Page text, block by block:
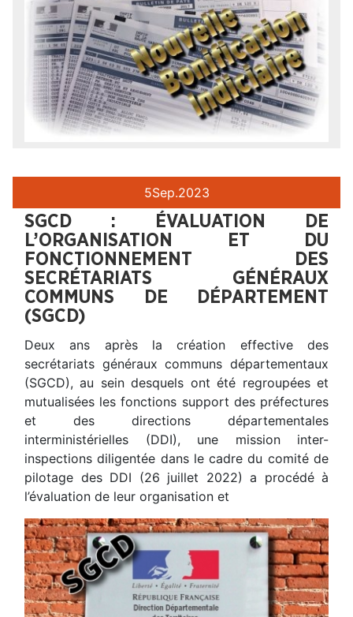
5Sep.2023
SGCD : ÉVALUATION DE
L’ORGANISATION ET DU
FONCTIONNEMENT DES
SECRÉTARIATS GÉNÉRAUX
COMMUNS DE DÉPARTEMENT
(SGCD)
Deux ans après la création effective des
secrétariats généraux communs départementaux
(SGCD), au sein desquels ont été regroupées et
mutualisées les fonctions support des préfectures
et des directions départementales
interministérielles (DDI), une mission inter-
inspections diligentée dans le cadre du comité de
pilotage des DDI (26 juillet 2022) a procédé à
l’évaluation de leur organisation et